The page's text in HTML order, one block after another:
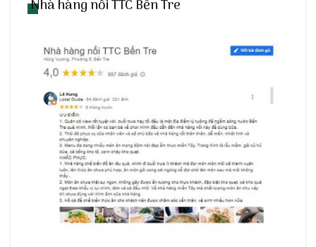
Nhà hàng nổi TTC Bến Tre